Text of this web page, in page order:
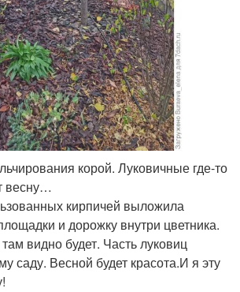
корой. Луковичные где-то
весну…
кирпичей выложила
и дорожку внутри цветника.
видно будет. Часть луковиц
саду. Весной будет красота.И я эту